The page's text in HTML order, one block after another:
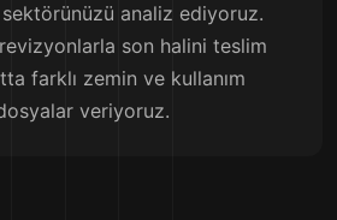
analiz ediyoruz.
son halini teslim
farklı zemin ve kullanım
veriyoruz.